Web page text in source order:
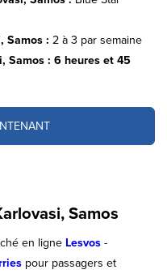
Samos : 2 à 3 par semaine
Samos : 6 heures et 45
Samos
en ligne Lesvos -
pour passagers et